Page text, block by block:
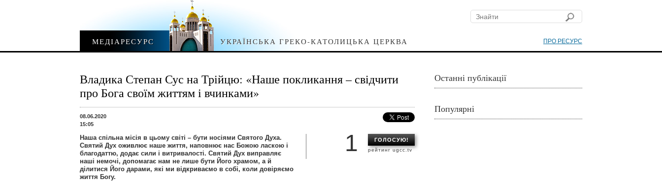
ПРО РЕСУРС
МЕДІАРЕСУРС УКРАЇНСЬКА ГРЕКО-КАТОЛИЦЬКА ЦЕРКВА
Владика Степан Сус на Трійцю: «Наше покликання – свідчити
про Бога своїм життям і вчинками»
08.06.2020
15:05
ГОЛОСУЮ!
рейтинг ugcc.tv
1
Наша спільна місія в цьому світі – бути носіями Святого Духа.
Святий Дух оживлює наше життя, наповнює нас Божою ласкою і
благодаттю, додає сили і витривалості. Святий Дух виправляє
наші немочі, допомагає нам не лише бути Його храмом, а й
ділитися Його дарами, які ми відкриваємо в собі, коли довіряємо
життя Богу.
Останні публікації
Популярні